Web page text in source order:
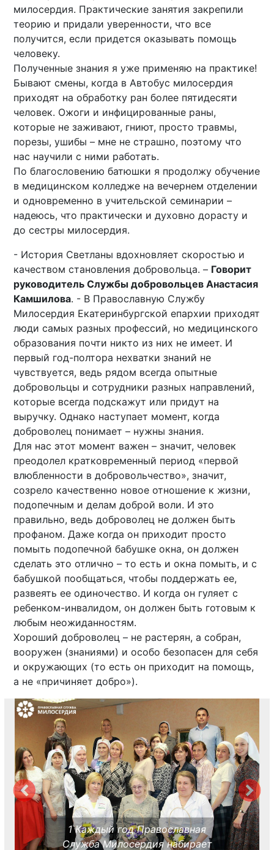
милосердия. Практические занятия закрепили
теорию и придали уверенности, что все
получится, если придется оказывать помощь
человеку.
Полученные знания я уже применяю на практике!
Бывают смены, когда в Автобус милосердия
приходят на обработку ран более пятидесяти
человек. Ожоги и инфицированные раны,
которые не заживают, гниют, просто травмы,
порезы, ушибы – мне не страшно, поэтому что
нас научили с ними работать.
По благословению батюшки я продолжу обучение
в медицинском колледже на вечернем отделении
и одновременно в учительской семинарии –
надеюсь, что практически и духовно дорасту и
до сестры милосердия.
- История Светланы вдохновляет скоростью и
качеством становления добровольца. – Говорит
руководитель Службы добровольцев Анастасия
Камшилова. - В Православную Службу
Милосердия Екатеринбургской епархии приходят
люди самых разных профессий, но медицинского
образования почти никто из них не имеет. И
первый год-полтора нехватки знаний не
чувствуется, ведь рядом всегда опытные
добровольцы и сотрудники разных направлений,
которые всегда подскажут или придут на
выручку. Однако наступает момент, когда
доброволец понимает – нужны знания.
Для нас этот момент важен – значит, человек
преодолел кратковременный период «первой
влюбленности в добровольчество», значит,
созрело качественно новое отношение к жизни,
подопечным и делам доброй воли. И это
правильно, ведь доброволец не должен быть
профаном. Даже когда он приходит просто
помыть подопечной бабушке окна, он должен
сделать это отлично – то есть и окна помыть, и с
бабушкой пообщаться, чтобы поддержать ее,
развеять ее одиночество. И когда он гуляет с
ребенком-инвалидом, он должен быть готовым к
любым неожиданностям.
Хороший доброволец – не растерян, а собран,
вооружен (знаниями) и особо безопасен для себя
и окружающих (то есть он приходит на помощь,
а не «причиняет добро»).
1 Каждый год Православная
Служба Милосердия набирает